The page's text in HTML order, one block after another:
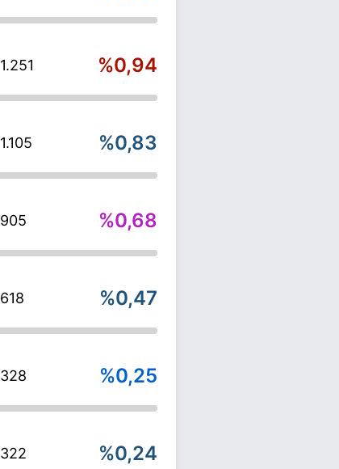
1.251 %0,94
1.105 %0,83
905 %0,68
618 %0,47
328 %0,25
322 %0,24